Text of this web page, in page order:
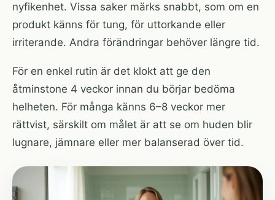
nyfikenhet. Vissa saker märks snabbt, som om en
produkt känns för tung, för uttorkande eller
irriterande. Andra förändringar behöver längre tid.
För en enkel rutin är det klokt att ge den
åtminstone 4 veckor innan du börjar bedöma
helheten. För många känns 6–8 veckor mer
rättvist, särskilt om målet är att se om huden blir
lugnare, jämnare eller mer balanserad över tid.